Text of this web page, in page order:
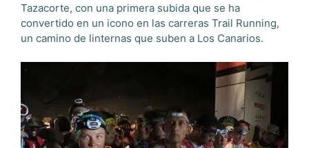
Tazacorte, con una primera subida que se ha
convertido en un icono en las carreras Trail Running,
un camino de linternas que suben a Los Canarios.